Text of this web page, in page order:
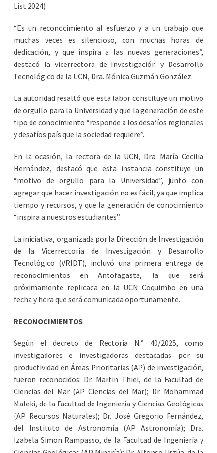
List 2024).
“Es un reconocimiento al esfuerzo y a un trabajo que
muchas veces es silencioso, con muchas horas de
dedicación, y que inspira a las nuevas generaciones”,
destacó la vicerrectora de Investigación y Desarrollo
Tecnológico de la UCN, Dra. Mónica Guzmán González.
La autoridad resaltó que esta labor constituye un motivo
de orgullo para la Universidad y que la generación de este
tipo de conocimiento “responde a los desafíos regionales
y desafíos país que la sociedad requiere”.
En la ocasión, la rectora de la UCN, Dra. María Cecilia
Hernández, destacó que esta instancia constituye un
“motivo de orgullo para la Universidad”, junto con
agregar que hacer investigación no es fácil, ya que implica
tiempo y recursos, y que la generación de conocimiento
“inspira a nuestros estudiantes”.
La iniciativa, organizada por la Dirección de Investigación
de la Vicerrectoría de Investigación y Desarrollo
Tecnológico (VRIDT), incluyó una primera entrega de
reconocimientos en Antofagasta, la que será
próximamente replicada en la UCN Coquimbo en una
fecha y hora que será comunicada oportunamente.
RECONOCIMIENTOS
Según el decreto de Rectoría N.° 40/2025, como
investigadores e investigadoras destacadas por su
productividad en Áreas Prioritarias (AP) de investigación,
fueron reconocidos: Dr. Martin Thiel, de la Facultad de
Ciencias del Mar (AP Ciencias del Mar); Dr. Mohammad
Maleki, de la Facultad de Ingeniería y Ciencias Geológicas
(AP Recursos Naturales); Dr. José Gregorio Fernández,
del Instituto de Astronomía (AP Astronomía); Dra.
Izabela Simon Rampasso, de la Facultad de Ingeniería y